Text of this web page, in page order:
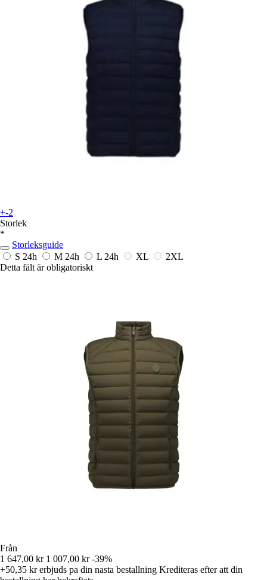
+-2
Storlek
*
Storleksguide
S 24h M 24h L 24h XL
2XL
Detta fält är obligatoriskt
Från
1 647,00 kr 1 007,00 kr -39%
+50,35 krerbjuds pa din nasta bestallning Krediteras efter att din